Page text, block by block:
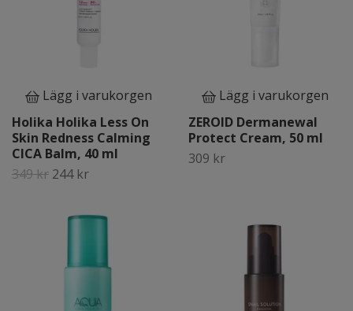
Lägg i varukorgen
Holika Holika Less On
Skin Redness Calming
CICA Balm, 40 ml
349 kr 244 kr
Lägg i varukorgen
ZEROID Dermanewal
Protect Cream, 50 ml
309 kr